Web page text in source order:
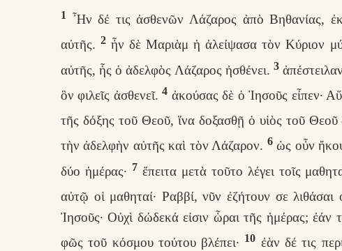
1
Ἦν δέ τις ἀσθενῶν Λάζαρος ἀπὸ Βηθανίας,
αὐτῆς.2 ἦν δὲ Μαριὰμ ἡ ἀλείψασα τὸν Κύριον
αὐτῆς, ἧς ὁ ἀδελφὸς Λάζαρος ἠσθένει. 3
ὃν φιλεῖς ἀσθενεῖ.4 ἀκούσας δὲ ὁ Ἰησοῦς εἶπεν·
τῆς δόξης τοῦ Θεοῦ, ἵνα δοξασθῇ ὁ υἱὸς τοῦ Θεοῦ
τὴν ἀδελφὴν αὐτῆς καὶ τὸν Λάζαρον. 6 ὡς οὖν
δύο ἡμέρας· 7 ἔπειτα μετὰ τοῦτο λέγει τοῖς
αὐτῷ οἱ μαθηταί· Ραββί, νῦν ἐζήτουν σε λιθάσαι
Ἰησοῦς· Οὐχὶ δώδεκά εἰσιν ὧραι τῆς ἡμέρας; ἐάν
φῶς τοῦ κόσμου τούτου βλέπει· 10 ἐὰν δέ τις